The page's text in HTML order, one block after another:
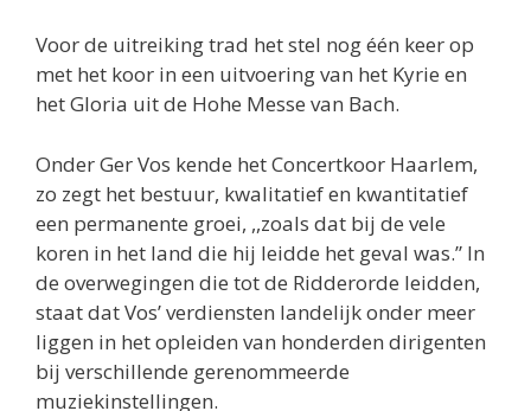
Voor de uitreiking trad het stel nog één keer op
met het koor in een uitvoering van het Kyrie en
het Gloria uit de Hohe Messe van Bach.
Onder Ger Vos kende het Concertkoor Haarlem,
zo zegt het bestuur, kwalitatief en kwantitatief
een permanente groei, ,,zoals dat bij de vele
koren in het land die hij leidde het geval was.” In
de overwegingen die tot de Ridderorde leidden,
staat dat Vos’ verdiensten landelijk onder meer
liggen in het opleiden van honderden dirigenten
bij verschillende gerenommeerde
muziekinstellingen.